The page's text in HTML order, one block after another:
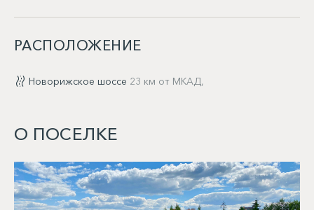
РАСПОЛОЖЕНИЕ
Новорижское шоссе 23 км от МКАД,
О ПОСЕЛКЕ